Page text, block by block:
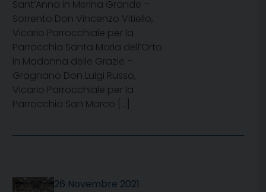
Sant’Anna in Merina Grande –
Sorrento Don Vincenzo Vitiello,
Vicario Parrocchiale per la
Parrocchia Santa Maria dell’Orto
in Madonna delle Grazie –
Gragnano Don Luigi Russo,
Vicario Parrocchiale per la
Parrocchia San Marco […]
26 Novembre 2021